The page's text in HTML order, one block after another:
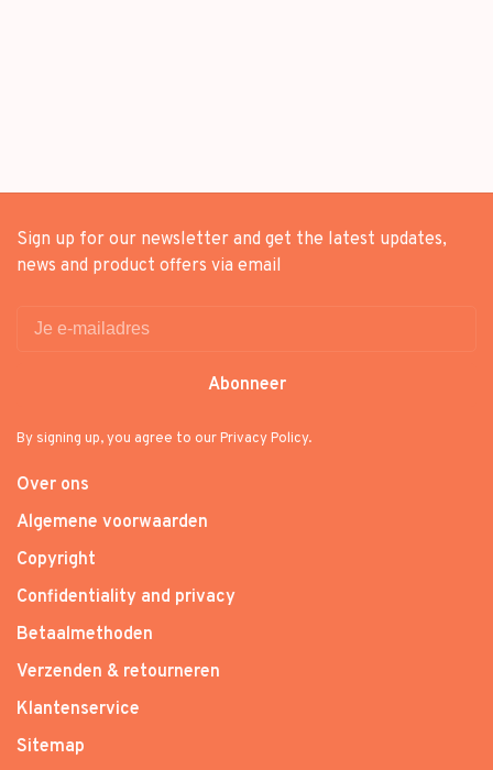
Sign up for our newsletter and get the latest updates,
news and product offers via email
Abonneer
By signing up, you agree to our Privacy Policy.
Over ons
Algemene voorwaarden
Copyright
Confidentiality and privacy
Betaalmethoden
Verzenden & retourneren
Klantenservice
Sitemap